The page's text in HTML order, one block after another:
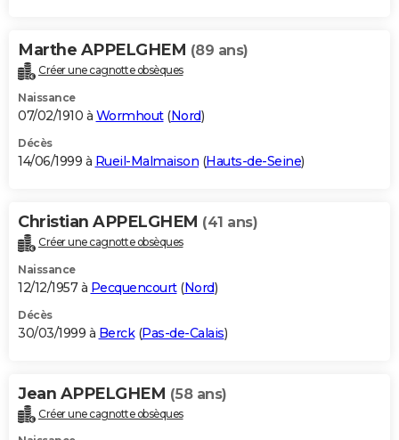
Marthe APPELGHEM (89 ans)
Créer une cagnotte obsèques
Naissance
07/02/1910 à Wormhout(Nord)
Décès
14/06/1999 à Rueil-Malmaison (Hauts-de-Seine)
Christian APPELGHEM (41 ans)
Créer une cagnotte obsèques
Naissance
12/12/1957 à Pecquencourt(Nord)
Décès
30/03/1999 à Berck(Pas-de-Calais)
Jean APPELGHEM (58 ans)
Créer une cagnotte obsèques